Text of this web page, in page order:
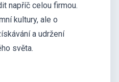
napříč celou firmou.
kultury, ale o
a udržení
světa.